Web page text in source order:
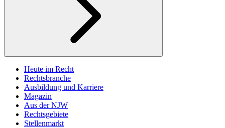
Heute im Recht
Rechtsbranche
Ausbildung und Karriere
Magazin
Aus der NJW
Rechtsgebiete
Stellenmarkt